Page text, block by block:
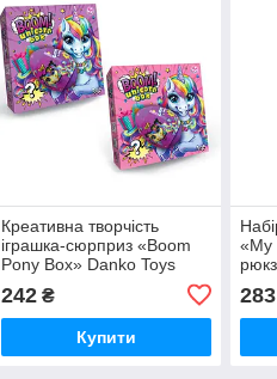
Креативна творчість
іграшка-сюрприз «Boom
Pony Box» Danko Toys
242₴
Купити
«My
283